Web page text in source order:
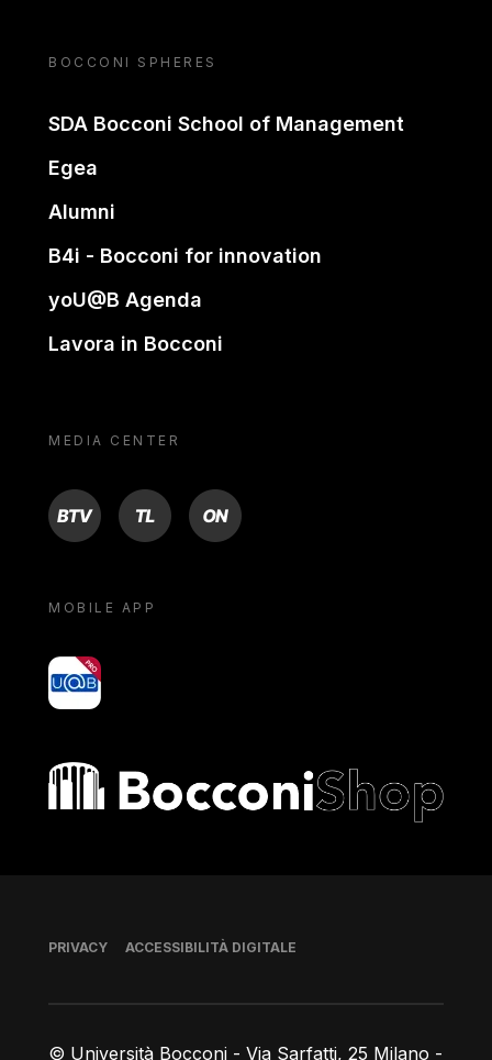
BOCCONI SPHERES
SDA Bocconi School of Management
Egea
Alumni
B4i - Bocconi for innovation
yoU@B Agenda
Lavora in Bocconi
MEDIA CENTER
BTV TL ON
MOBILE APP
yoU@B
Bocconi shop
© Università Bocconi - Via Sarfatti, 25 Milano -
Piè di pagina
PRIVACY ACCESSIBILITÀ DIGITALE